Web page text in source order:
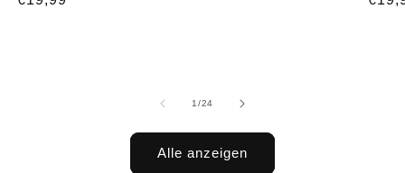
1/von
24
Alle anzeigen